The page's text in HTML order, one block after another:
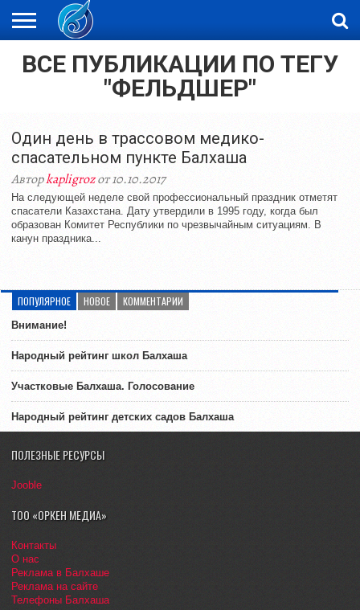
ЖАҢАЛЫҚТАР
НОВОСТИ
ВИДЕО
ФОТОРЕПОРТАЖИ
ОРКЕН
ВСЕ ПУБЛИКАЦИИ ПО ТЕГУ
"ФЕЛЬДШЕР"
Один день в трассовом медико-
спасательном пункте Балхаша
Авторkapligrozот 10.10.2017
На следующей неделе свой профессиональный праздник отметят
спасатели Казахстана. Дату утвердили в 1995 году, когда был
образован Комитет Республики по чрезвычайным ситуациям. В
канун праздника...
ПОПУЛЯРНОЕ НОВОЕ КОММЕНТАРИИ
Внимание!
Народный рейтинг школ Балхаша
Участковые Балхаша. Голосование
Народный рейтинг детских садов Балхаша
ПОЛЕЗНЫЕ РЕСУРСЫ
Jooble
ТОО «ОРКЕН МЕДИА»
Контакты
О нас
Реклама в Балхаше
Реклама на сайте
Телефоны Балхаша